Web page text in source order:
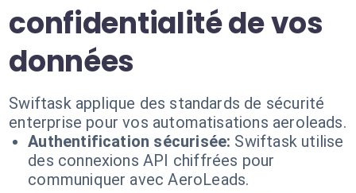
confidentialité de vos
données
Swiftask applique des standards de sécurité
enterprise pour vos automatisations aeroleads.
Authentification sécurisée: Swiftask utilise
des connexions API chiffrées pour
communiquer avec AeroLeads.